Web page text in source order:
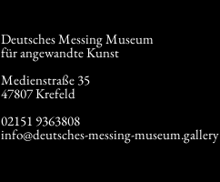
Deutsches Messing Museum
für angewandte Kunst
Medienstraße 35
47807 Krefeld
02151 9363808
info@deutsches-messing-museum.gallery